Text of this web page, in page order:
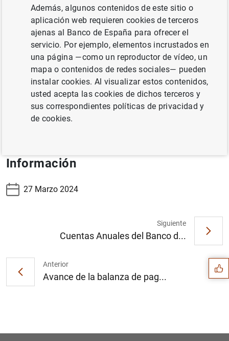
(ingresados en el Banco de España por parte de las
entidades)
Cuadro 7.17 Billetes distribuidos en el mes de
referencia
Cuadro 7.18 Billetes retirados en el mes de
referencia
Cuadro 7.19 Monedas distribuidas menos retiradas de
la circulación
Información
27 Marzo 2024
Anterior
Avance de la balanza de pag...
Siguiente
Cuentas Anuales del Banco d... Sugerencias
Además, algunos contenidos de este sitio o
aplicación web requieren cookies de terceros
ajenas al Banco de España para ofrecer el
servicio. Por ejemplo, elementos incrustados en
una página —como un reproductor de vídeo, un
mapa o contenidos de redes sociales— pueden
instalar cookies. Al visualizar estos contenidos,
usted acepta las cookies de dichos terceros y
sus correspondientes políticas de privacidad y
de cookies.